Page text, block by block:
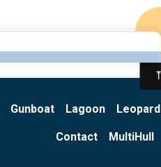
Gunboat Lagoon Leopard
Contact MultiHull